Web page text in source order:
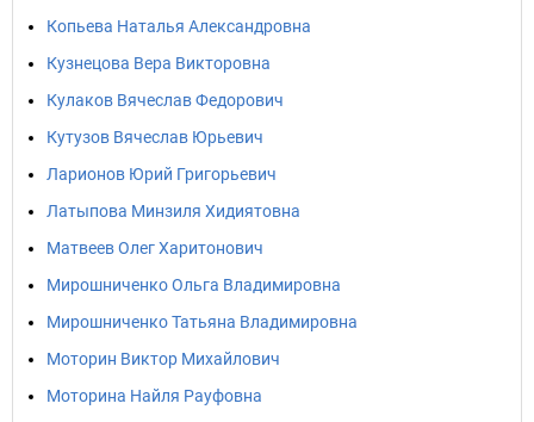
Копьева Наталья Александровна
Кузнецова Вера Викторовна
Кулаков Вячеслав Федорович
Кутузов Вячеслав Юрьевич
Ларионов Юрий Григорьевич
Латыпова Минзиля Хидиятовна
Матвеев Олег Харитонович
Мирошниченко Ольга Владимировна
Мирошниченко Татьяна Владимировна
Моторин Виктор Михайлович
Моторина Найля Рауфовна